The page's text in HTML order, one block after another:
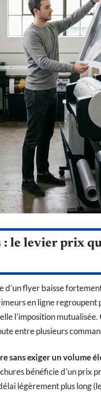
le levier prix
flyer baisse
en ligne
l’imposition
entre plusieurs
sans exiger un volume
bénéficie d’un prix
légèrement plus long